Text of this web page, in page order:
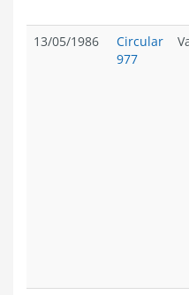
13/05/1986
Circular
977